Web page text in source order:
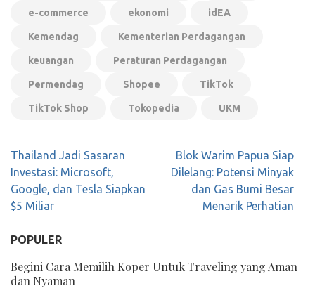
e-commerce ekonomi idEA
Kemendag Kementerian Perdagangan
keuangan Peraturan Perdagangan
Permendag Shopee TikTok
TikTok Shop Tokopedia UKM
Navigasi
pos
Thailand Jadi Sasaran
Investasi: Microsoft,
Google, dan Tesla Siapkan
$5 Miliar
Blok Warim Papua Siap
Dilelang: Potensi Minyak
dan Gas Bumi Besar
Menarik Perhatian
POPULER
Begini Cara Memilih Koper Untuk Traveling yang Aman
dan Nyaman